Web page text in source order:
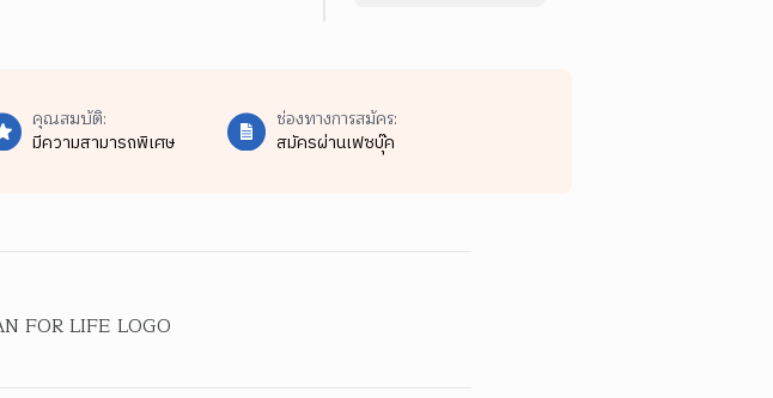
คุณสมบัติ:
มีความสามารถพิเศษ
ช่องทางการสมัคร:
สมัครผ่านเฟซบุ๊ค
FOR LIFE LOGO